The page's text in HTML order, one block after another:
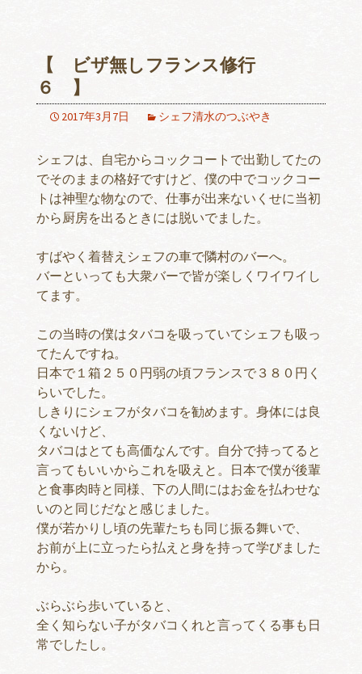
【 ビザ無しフランス修行
６ 】
2017年3月7日 シェフ清水のつぶやき
シェフは、自宅からコックコートで出勤してたの
でそのままの格好ですけど、僕の中でコックコー
トは神聖な物なので、仕事が出来ないくせに当初
から厨房を出るときには脱いでました。
すばやく着替えシェフの車で隣村のバーへ。
バーといっても大衆バーで皆が楽しくワイワイし
てます。
この当時の僕はタバコを吸っていてシェフも吸っ
てたんですね。
日本で１箱２５０円弱の頃フランスで３８０円く
らいでした。
しきりにシェフがタバコを勧めます。身体には良
くないけど、
タバコはとても高価なんです。自分で持ってると
言ってもいいからこれを吸えと。日本で僕が後輩
と食事肉時と同様、下の人間にはお金を払わせな
いのと同じだなと感じました。
僕が若かりし頃の先輩たちも同じ振る舞いで、
お前が上に立ったら払えと身を持って学びました
から。
ぶらぶら歩いていると、
全く知らない子がタバコくれと言ってくる事も日
常でしたし。